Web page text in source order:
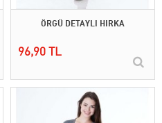
ÖRGÜ DETAYLI HIRKA
96,90 TL